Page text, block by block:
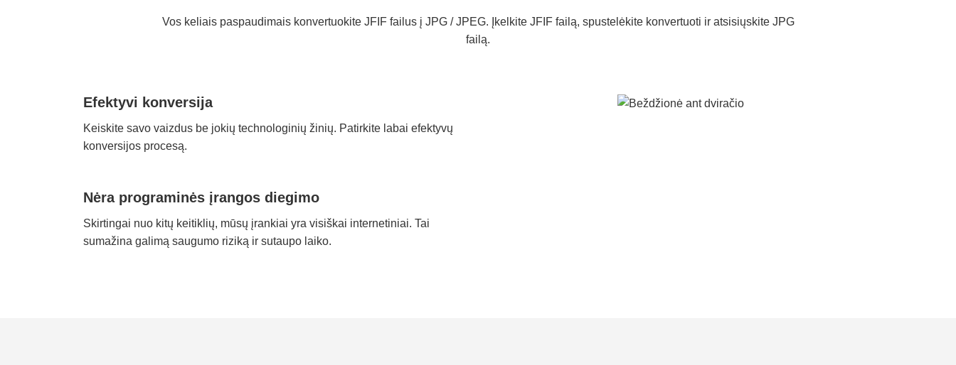
Vos keliais paspaudimais konvertuokite JFIF failus į JPG / JPEG. Įkelkite JFIF failą, spustelėkite konvertuoti ir atsisiųskite JPG
failą.
Efektyvi konversija
Keiskite savo vaizdus be jokių technologinių žinių. Patirkite labai efektyvų
konversijos procesą.
Nėra programinės įrangos diegimo
Skirtingai nuo kitų keitiklių, mūsų įrankiai yra visiškai internetiniai. Tai
sumažina galimą saugumo riziką ir sutaupo laiko.